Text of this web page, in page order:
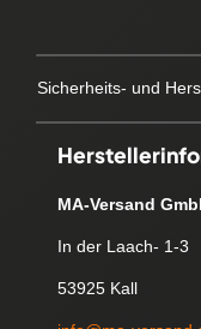
Sicherheits- und
MA-Versand
In der Laach- 1-3
53925 Kall